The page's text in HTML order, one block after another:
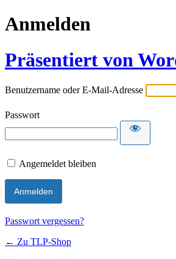
Anmelden
Präsentiert von
Benutzername oder E-Mail-Adresse
Passwort
Angemeldet bleiben
Passwort vergessen?
← Zu TLP-Shop